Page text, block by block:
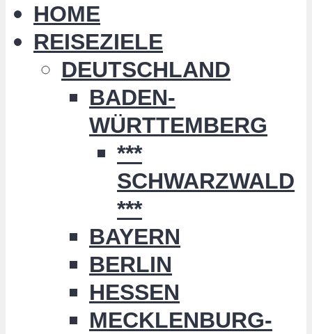
HOME
REISEZIELE
DEUTSCHLAND
BADEN-
WÜRTTEMBERG
***
SCHWARZWALD
***
BAYERN
BERLIN
HESSEN
MECKLENBURG-